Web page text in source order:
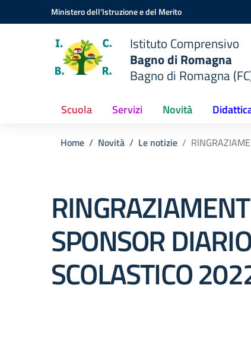
Vai ai contenuti
Vai al menu di navigazioneMinistero dell'Istruzione e del Merito
Istituto Comprensivo
Bagno di Romagna
Bagno di Romagna
Scuola Servizi Novità
Home Novità Le notizie
SPONSOR DIARIO
SCOLASTICO